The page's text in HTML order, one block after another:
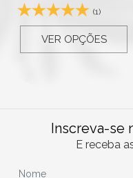
(1)
VER OPÇÕES
Inscreva-se
E receba